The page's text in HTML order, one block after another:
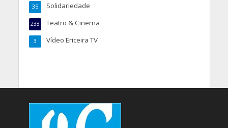
Solidariedade
35
Teatro & Cinema
238
Vídeo Ericeira TV
3